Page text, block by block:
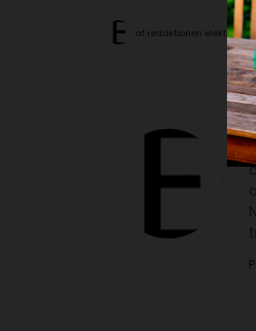
af redaktionen